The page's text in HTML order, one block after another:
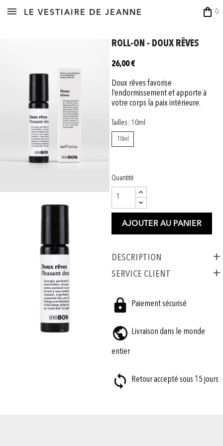
shopping_bag 0
LE VESTIAIRE DE JEANNE
ROLL-ON - DOUX RÊVES
26,00 €
Doux rêves favorise
l’endormissement et apporte à
votre corps la paix intérieure.
Tailles : 10ml
10ml
Quantité
AJOUTER AU PANIER
Description
SERVICE CLIENT
Paiement sécurisé
Livraison dans le monde
entier
Retour accepté sous 15 jours